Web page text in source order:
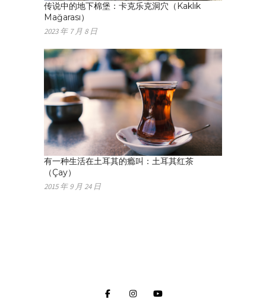
传说中的地下棉堡：卡克乐克洞穴（Kaklık
Mağarası）
2023 年 7 月 8 日
有一种生活在土耳其的瘾叫：土耳其红茶
（Çay）
2015 年 9 月 24 日